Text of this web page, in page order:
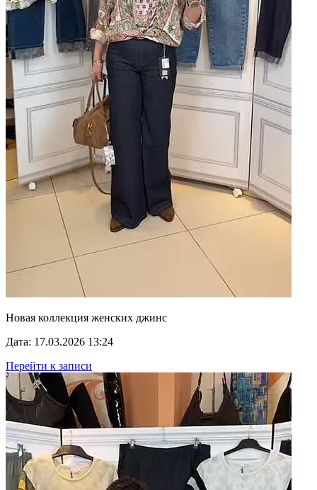
Новая коллекция женских джинс
Дата: 17.03.2026 13:24
Перейти к записи